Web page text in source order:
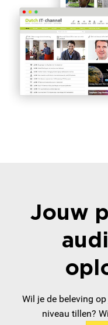
Jouw
Wil je de beleving
niveau tillen?